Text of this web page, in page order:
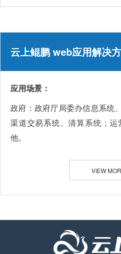
云上鲲鹏 web应用解决
应用场景：
政府：政府厅局委办信息系统
渠道交易系统、清算系统；
他。
VIEW